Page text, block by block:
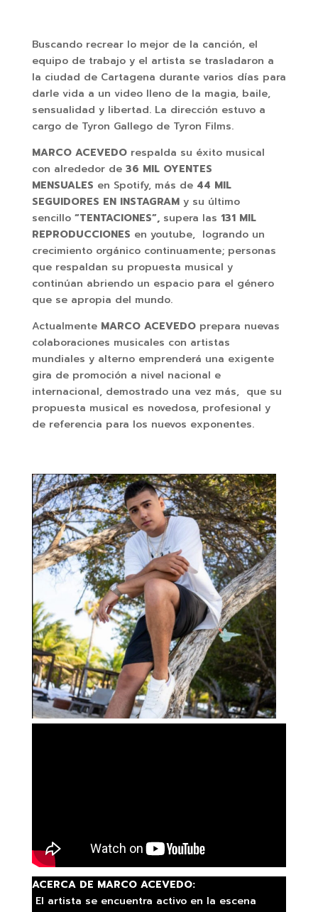
Buscando recrear lo mejor de la canción, el
equipo de trabajo y el artista se trasladaron a
la ciudad de Cartagena durante varios días para
darle vida a un video lleno de la magia, baile,
sensualidad y libertad. La dirección estuvo a
cargo de Tyron Gallego de Tyron Films.
MARCO ACEVEDO respalda su éxito musical
con alrededor de 36 MIL OYENTES
MENSUALES en Spotify, más de 44 MIL
SEGUIDORES EN INSTAGRAM y su último
sencillo “TENTACIONES”, supera las 131 MIL
REPRODUCCIONES en youtube, logrando un
crecimiento orgánico continuamente; personas
que respaldan su propuesta musical y
continúan abriendo un espacio para el género
que se apropia del mundo.
Actualmente MARCO ACEVEDOprepara nuevas
colaboraciones musicales con artistas
mundiales y alterno emprenderá una exigente
gira de promoción a nivel nacional e
internacional, demostrado una vez más, que su
propuesta musical es novedosa, profesional y
de referencia para los nuevos exponentes.
ACERCA DE MARCO ACEVEDO:
El artista se encuentra activo en la escena